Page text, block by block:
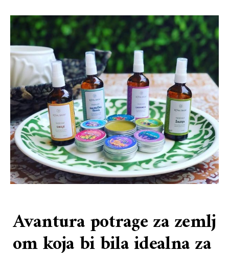
Avanturapotragezazemlj
omkojabibilaidealnaza